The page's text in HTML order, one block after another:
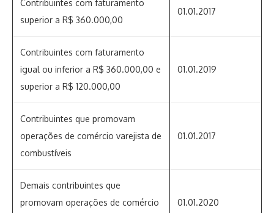
Contribuintes com faturamento
superior a R$ 360.000,00
01.01.2017
Contribuintes com faturamento
igual ou inferior a R$ 360.000,00 e
superior a R$ 120.000,00
01.01.2019
Contribuintes que promovam
operações de comércio varejista de
combustíveis
01.01.2017
Demais contribuintes que
promovam operações de comércio
01.01.2020